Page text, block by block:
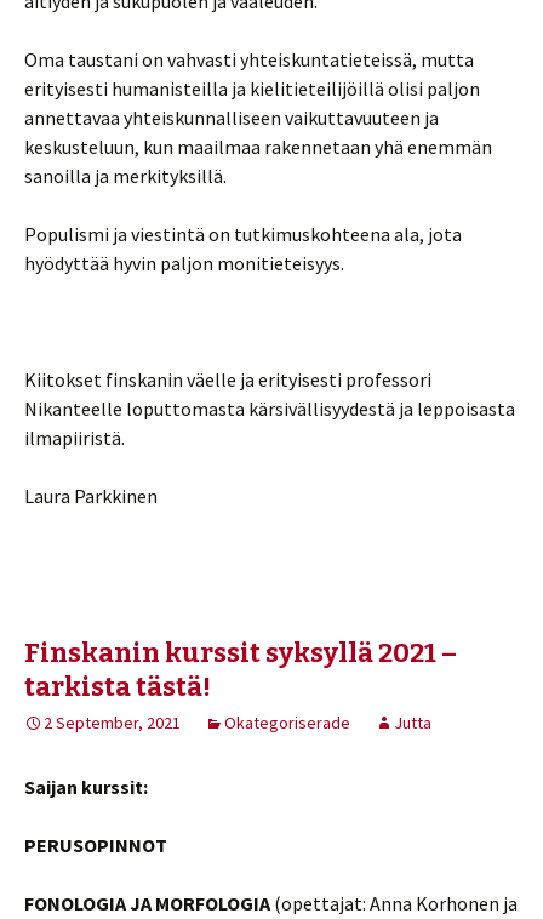
Oma taustani on vahvasti yhteiskuntatieteissä, mutta
erityisesti humanisteilla ja kielitieteilijöillä olisi paljon
annettavaa yhteiskunnalliseen vaikuttavuuteen ja
keskusteluun, kun maailmaa rakennetaan yhä enemmän
sanoilla ja merkityksillä.
Populismi ja viestintä on tutkimuskohteena ala, jota
hyödyttää hyvin paljon monitieteisyys.
Kiitokset finskanin väelle ja erityisesti professori
Nikanteelle loputtomasta kärsivällisyydestä ja leppoisasta
ilmapiiristä.
Laura Parkkinen
Finskanin kurssit syksyllä 2021 –
tarkista tästä!
2 September, 2021 Okategoriserade Jutta
Saijan kurssit:
PERUSOPINNOT
FONOLOGIA JA MORFOLOGIA(opettajat: Anna Korhonen ja